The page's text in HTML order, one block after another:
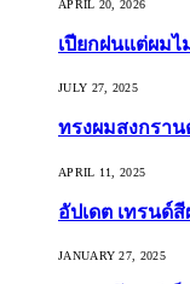
APRIL 20, 2026
เปียกฝนแต่ผม
JULY 27, 2025
ทรงผมสงกราน
APRIL 11, 2025
อัปเดต เทรนด์
JANUARY 27, 2025